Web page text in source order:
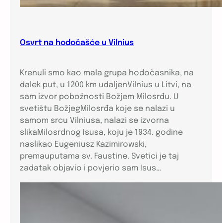
Osvrt na hodočašće u Vilnius
Krenuli smo kao mala grupa hodočasnika, na
dalek put, u 1200 km udaljenVilnius u Litvi, na
sam izvor pobožnosti Božjem Milosrđu. U
svetištu BožjegMilosrđa koje se nalazi u
samom srcu Vilniusa, nalazi se izvorna
slikaMilosrdnog Isusa, koju je 1934. godine
naslikao Eugeniusz Kazimirowski,
premauputama sv. Faustine. Svetici je taj
zadatak objavio i povjerio sam Isus…